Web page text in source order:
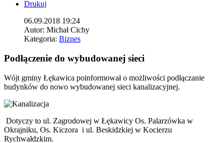
Drukuj
06.09.2018 19:24
Autor: Michał Cichy
Kategoria: Biznes
Podłączenie do wybudowanej sieci
Wójt gminy Łękawica poinformował o możliwości podłączanie
budynków do nowo wybudowanej sieci kanalizacyjnej.
Dotyczy to ul. Zagrodowej w Łękawicy Os. Palarzówka w
Okrajniku, Os. Kiczora i ul. Beskidzkiej w Kocierzu
Rychwałdzkim.